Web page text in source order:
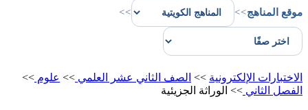
موقع المناهج>>
>>
الاختبارات الإلكترونية >> الصف الثاني عشر العلمي >> علوم >>
الفصل الثاني >> الوراثة الجزيئية